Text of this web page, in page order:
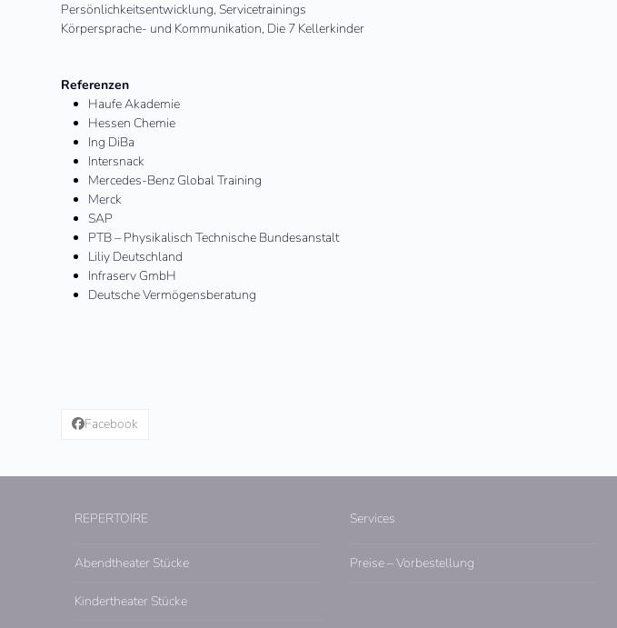
Persönlichkeitsentwicklung, Servicetrainings
Körpersprache- und Kommunikation, Die 7 Kellerkinder
Referenzen
Haufe Akademie
Hessen Chemie
Ing DiBa
Intersnack
Mercedes-Benz Global Training
Merck
SAP
PTB – Physikalisch Technische Bundesanstalt
Liliy Deutschland
Infraserv GmbH
Deutsche Vermögensberatung
Facebook
REPERTOIRE
Abendtheater Stücke
Kindertheater Stücke
Services
Preise – Vorbestellung